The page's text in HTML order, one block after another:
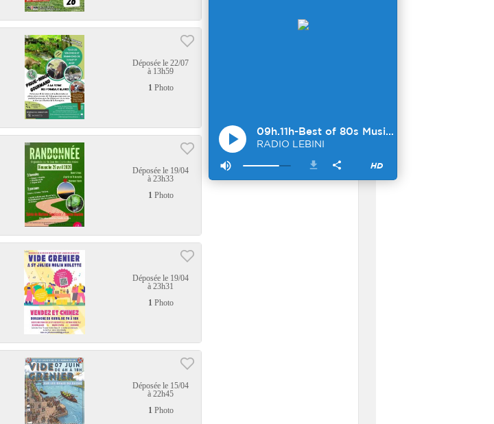
Déposée le 22/07
à 13h59
1 Photo
Déposée le 19/04
à 23h33
1 Photo
Déposée le 19/04
à 23h31
1 Photo
Déposée le 15/04
à 22h45
1 Photo